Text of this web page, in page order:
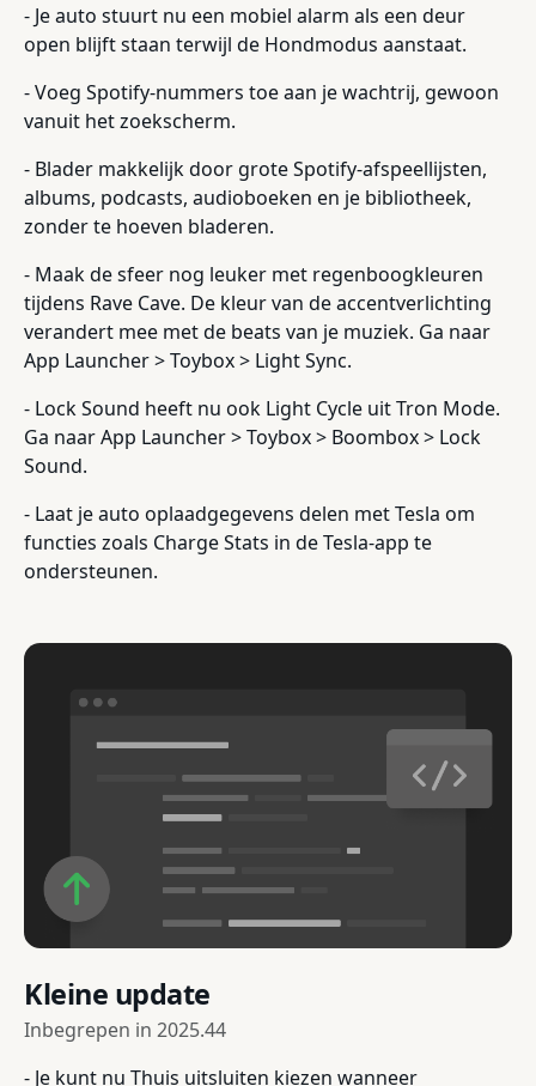
- Je auto stuurt nu een mobiel alarm als een deur
open blijft staan terwijl de Hondmodus aanstaat.
- Voeg Spotify-nummers toe aan je wachtrij, gewoon
vanuit het zoekscherm.
- Blader makkelijk door grote Spotify-afspeellijsten,
albums, podcasts, audioboeken en je bibliotheek,
zonder te hoeven bladeren.
- Maak de sfeer nog leuker met regenboogkleuren
tijdens Rave Cave. De kleur van de accentverlichting
verandert mee met de beats van je muziek. Ga naar
App Launcher > Toybox > Light Sync.
- Lock Sound heeft nu ook Light Cycle uit Tron Mode.
Ga naar App Launcher > Toybox > Boombox > Lock
Sound.
- Laat je auto oplaadgegevens delen met Tesla om
functies zoals Charge Stats in de Tesla-app te
ondersteunen.
Kleine update
Inbegrepen in 2025.44
- Je kunt nu Thuis uitsluiten kiezen wanneer